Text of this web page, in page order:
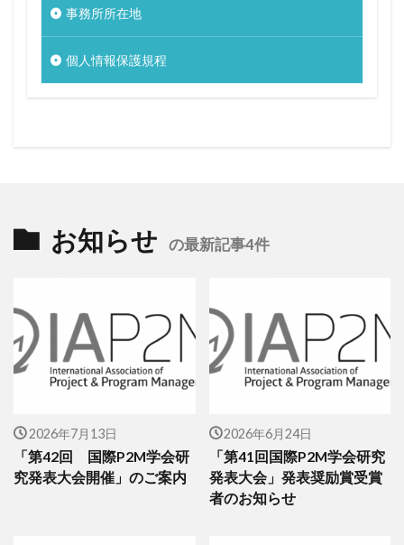
事務所所在地
個人情報保護規程
お知らせ の最新記事4件
2026年7月13日
「第42回 国際P2M学会研
究発表大会開催」のご案内
2026年6月24日
「第41回国際P2M学会研究
発表大会」発表奨励賞受賞
者のお知らせ